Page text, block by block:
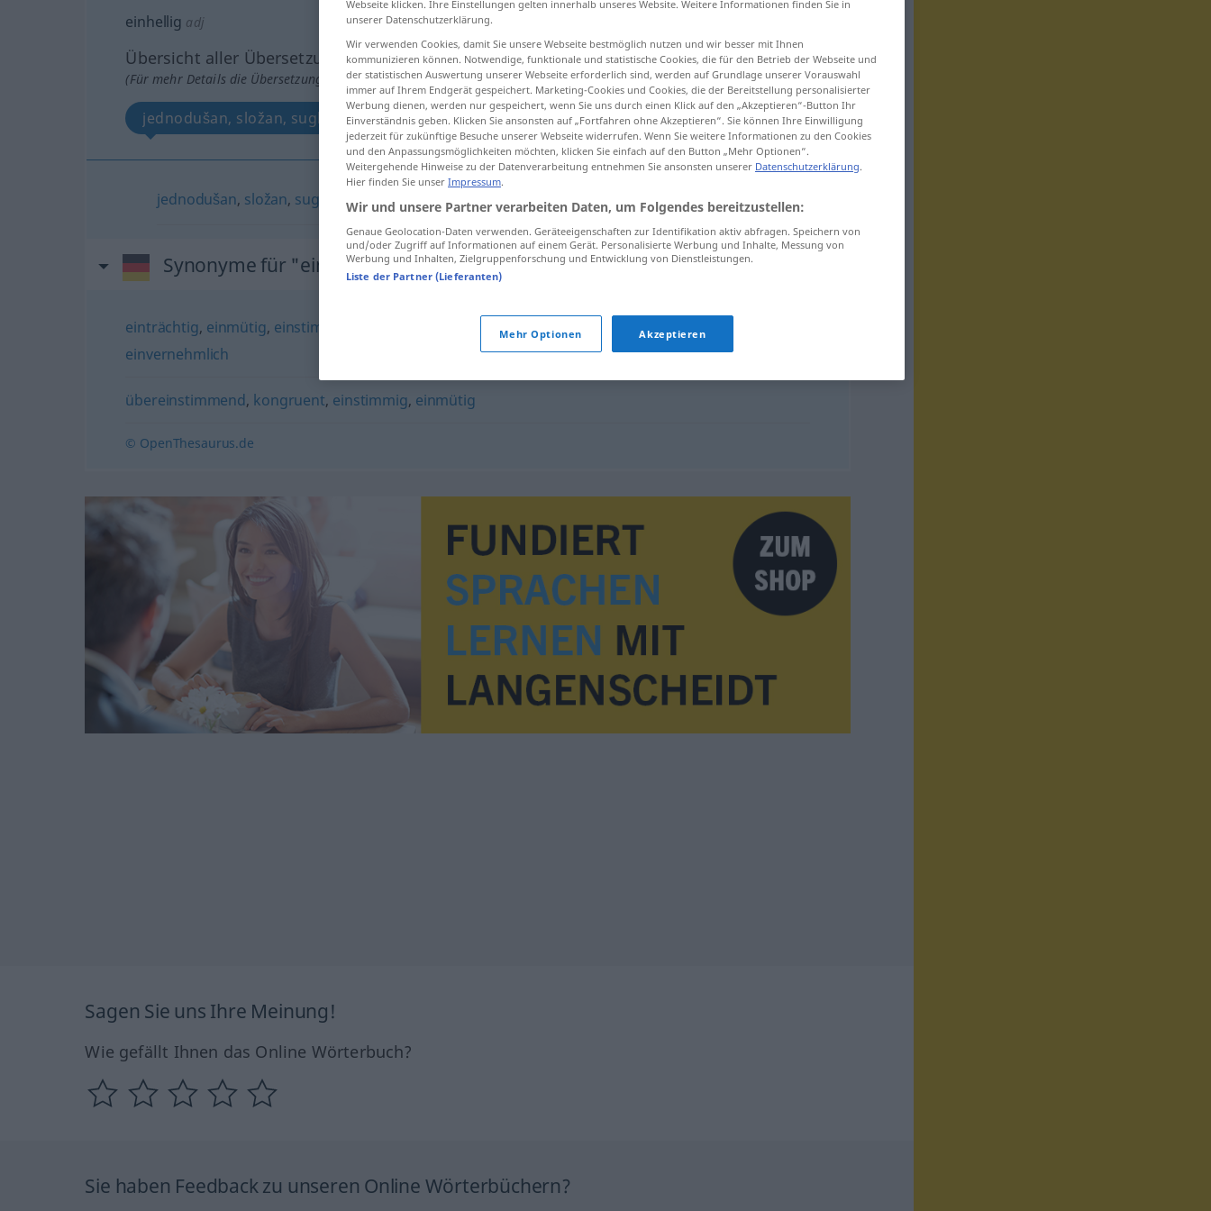
einhellig adj
Übersicht aller Übersetzungen
(Für mehr Details die Übersetzung anklicken/antippen)
jednodušan, složan, suglasan
jednodušan, složan, suglasan einhellig
Synonyme für "einhellig"
einträchtig, einmütig, einstimmig ,geschlossen brüderlich ,einig
einvernehmlich
übereinstimmend, kongruent, einstimmig, einmütig
© OpenThesaurus.de
Sagen Sie uns Ihre Meinung!
Wie gefällt Ihnen das Online Wörterbuch?
Sie haben Feedback zu unseren Online Wörterbüchern?
Webseite klicken. Ihre Einstellungen gelten innerhalb unseres Website. Weitere Informationen finden Sie in
unserer Datenschutzerklärung.
Wir verwenden Cookies, damit Sie unsere Webseite bestmöglich nutzen und wir besser mit Ihnen
kommunizieren können. Notwendige, funktionale und statistische Cookies, die für den Betrieb der Webseite und
der statistischen Auswertung unserer Webseite erforderlich sind, werden auf Grundlage unserer Vorauswahl
immer auf Ihrem Endgerät gespeichert. Marketing-Cookies und Cookies, die der Bereitstellung personalisierter
Werbung dienen, werden nur gespeichert, wenn Sie uns durch einen Klick auf den „Akzeptieren“-Button Ihr
Einverständnis geben. Klicken Sie ansonsten auf „Fortfahren ohne Akzeptieren“. Sie können Ihre Einwilligung
jederzeit für zukünftige Besuche unserer Webseite widerrufen. Wenn Sie weitere Informationen zu den Cookies
und den Anpassungsmöglichkeiten möchten, klicken Sie einfach auf den Button „Mehr Optionen“.
Weitergehende Hinweise zu der Datenverarbeitung entnehmen Sie ansonsten unserer Datenschutzerklärung.
Hier finden Sie unser Impressum.
Wir und unsere Partner verarbeiten Daten, um Folgendes bereitzustellen:
Genaue Geolocation-Daten verwenden. Geräteeigenschaften zur Identifikation aktiv abfragen. Speichern von
und/oder Zugriff auf Informationen auf einem Gerät. Personalisierte Werbung und Inhalte, Messung von
Werbung und Inhalten, Zielgruppenforschung und Entwicklung von Dienstleistungen.
Liste der Partner (Lieferanten)
Mehr Optionen Akzeptieren